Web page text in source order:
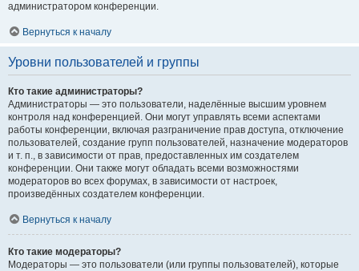
администратором конференции.
Вернуться к началу
Уровни пользователей и группы
Кто такие администраторы?
Администраторы — это пользователи, наделённые высшим уровнем
контроля над конференцией. Они могут управлять всеми аспектами
работы конференции, включая разграничение прав доступа, отключение
пользователей, создание групп пользователей, назначение модераторов
и т. п., в зависимости от прав, предоставленных им создателем
конференции. Они также могут обладать всеми возможностями
модераторов во всех форумах, в зависимости от настроек,
произведённых создателем конференции.
Вернуться к началу
Кто такие модераторы?
Модераторы — это пользователи (или группы пользователей), которые